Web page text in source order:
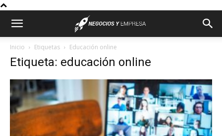
Inicio Etiquetas Educación online
Etiqueta: educación online